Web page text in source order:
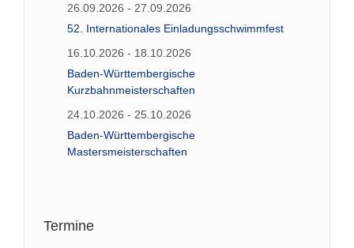
26.09.2026 - 27.09.2026
52. Internationales Einladungsschwimmfest
16.10.2026 - 18.10.2026
Baden-Württembergische
Kurzbahnmeisterschaften
24.10.2026 - 25.10.2026
Baden-Württembergische
Mastersmeisterschaften
Termine